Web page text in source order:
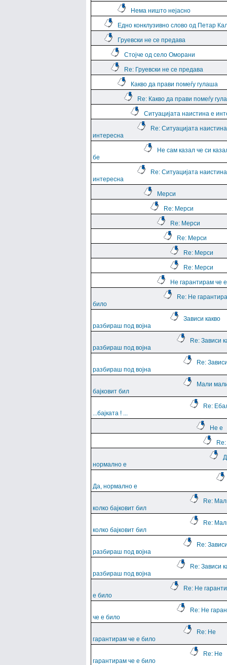
Нема ништо нејасно
Едно конклузивно слово од Петар
Груевски не се предава
Стојче од село Оморани
Re: Груевски не се предава
Какво да прави помеѓу гулаша
Re: Какво да прави помеѓу
Ситуацијата наистина е
Re: Ситуацијата
интересна
Не сам казал че си
бе
Re: Ситуацијата
интересна
Мерси
Re: Мерси
Re: Мерси
Re: Мерси
Re: Мерси
Re: Мерси
Не гарантирам че
Re: Не
било
Зависи какво
разбираш под војна
Re: Зависи
разбираш под војна
Re:
разбираш под војна
Мали
бајковит бил
Re:
...баjката ! ...
Не е
нормално е
Да, нормално е
Re:
колко бајковит бил
Re:
колко бајковит бил
Re:
разбираш под војна
Re: Зависи
разбираш под војна
Re: Не
е било
Re: Не
че е било
Re: Не
гарантирам че е било
Re: Не
гарантирам че е било